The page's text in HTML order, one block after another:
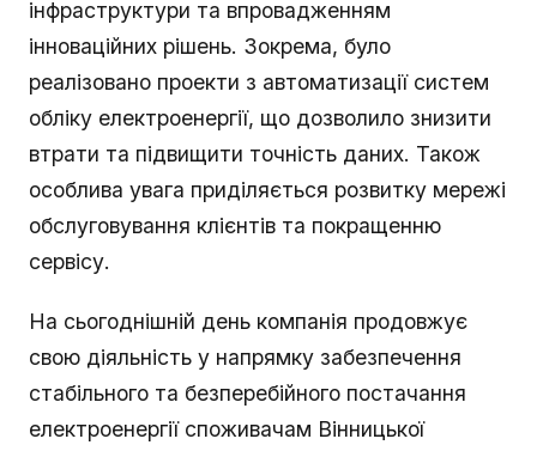
інфраструктури та впровадженням
інноваційних рішень. Зокрема, було
реалізовано проекти з автоматизації систем
обліку електроенергії, що дозволило знизити
втрати та підвищити точність даних. Також
особлива увага приділяється розвитку мережі
обслуговування клієнтів та покращенню
сервісу.
На сьогоднішній день компанія продовжує
свою діяльність у напрямку забезпечення
стабільного та безперебійного постачання
електроенергії споживачам Вінницької